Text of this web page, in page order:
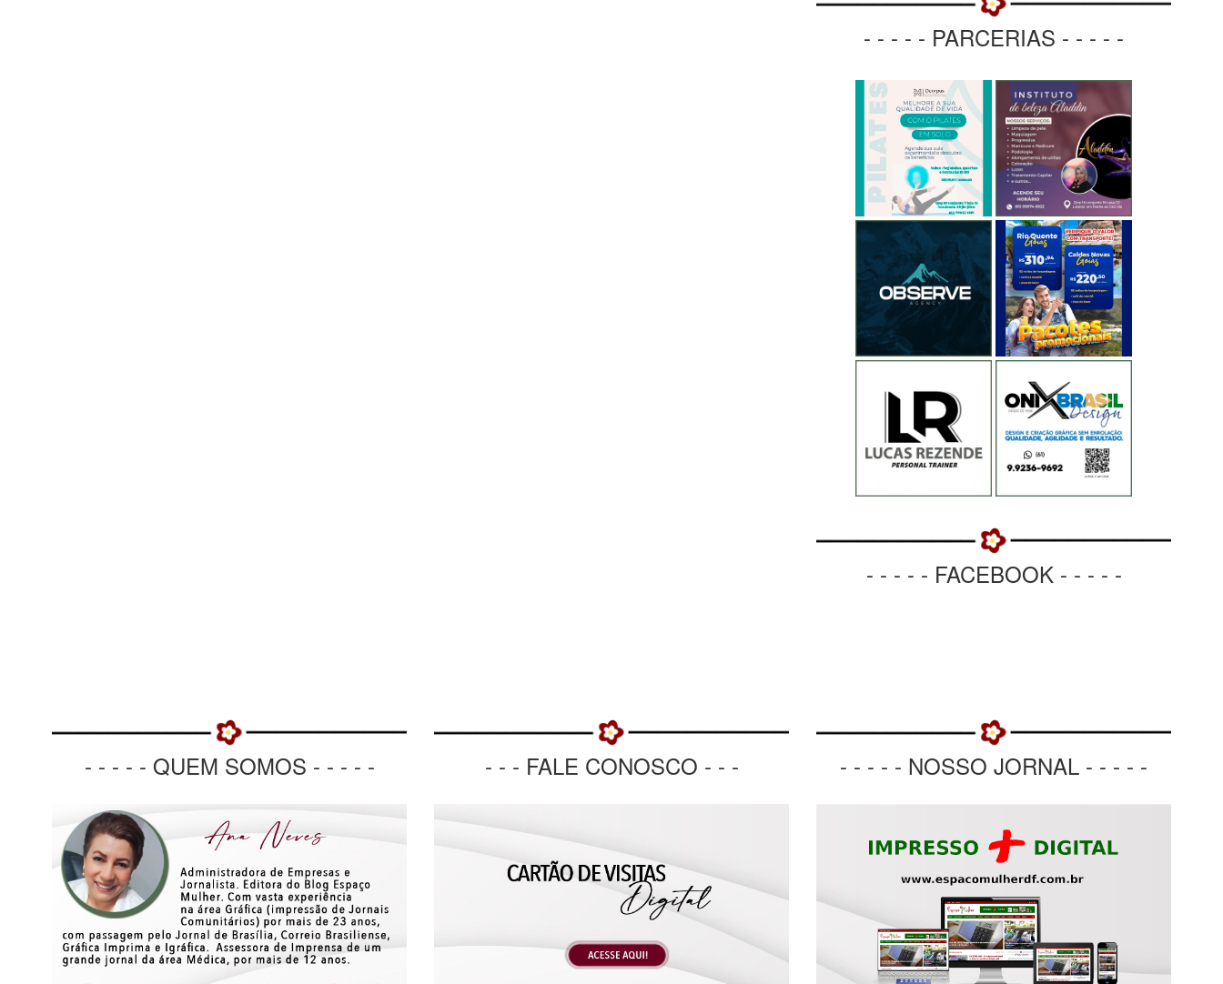
- - - - - PARCERIAS - - - - -
- - - - - FACEBOOK - - - - -
- - - - - QUEM SOMOS - - - - - - - - FALE CONOSCO - - - - - - - - NOSSO JORNAL - - - - -